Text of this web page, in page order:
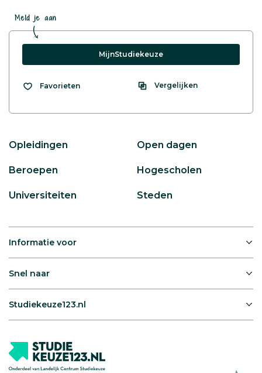
Meld je aan
MijnStudiekeuze
Favorieten Vergelijken
Opleidingen Open dagen
Beroepen Hogescholen
Universiteiten Steden
Informatie voor
Snel naar
Studiekeuze123.nl